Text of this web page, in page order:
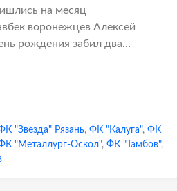
на месяц
воронежцев Алексей
рождения забил два…
"Звезда" Рязань, ФК "Калуга", ФК
"Металлург-Оскол", ФК "Тамбов",